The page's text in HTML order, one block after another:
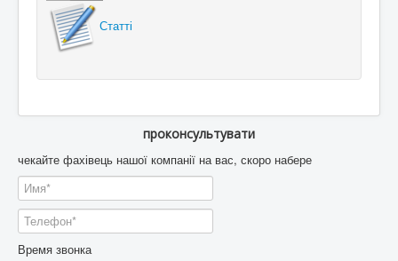
Статті
проконсультувати
чекайте фахівець нашої компанії на вас, скоро набере
Время звонка